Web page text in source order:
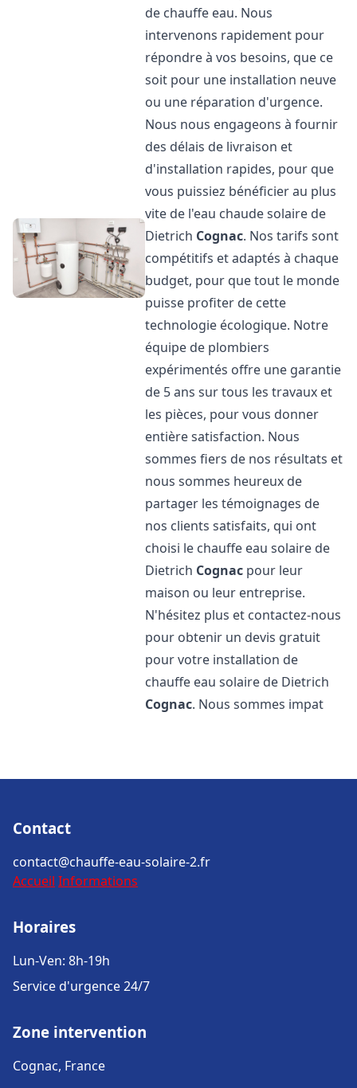
de chauffe eau. Nous
intervenons rapidement pour
répondre à vos besoins, que ce
soit pour une installation neuve
ou une réparation d'urgence.
Nous nous engageons à fournir
des délais de livraison et
d'installation rapides, pour que
vous puissiez bénéficier au plus
vite de l'eau chaude solaire de
Dietrich Cognac. Nos tarifs sont
compétitifs et adaptés à chaque
budget, pour que tout le monde
puisse profiter de cette
technologie écologique. Notre
équipe de plombiers
expérimentés offre une garantie
de 5 ans sur tous les travaux et
les pièces, pour vous donner
entière satisfaction. Nous
sommes fiers de nos résultats et
nous sommes heureux de
partager les témoignages de
nos clients satisfaits, qui ont
choisi le chauffe eau solaire de
Dietrich Cognac pour leur
maison ou leur entreprise.
N'hésitez plus et contactez-nous
pour obtenir un devis gratuit
pour votre installation de
chauffe eau solaire de Dietrich
Cognac. Nous sommes impat
Contact
contact@chauffe-eau-solaire-2.fr
Accueil Informations
Horaires
Lun-Ven: 8h-19h
Service d'urgence 24/7
Zone intervention
Cognac, France